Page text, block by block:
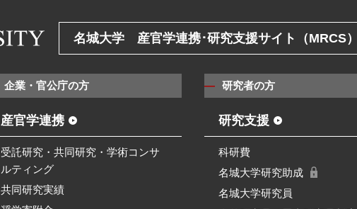
名城大学 産官学連携･研究支援サイト（MRCS）
企業・官公庁の方
産官学連携
受託研究・共同研究・学術コンサ
ルティング
共同研究実績
研究者の方
研究支援
科研費
名城大学研究助成
名城大学研究員